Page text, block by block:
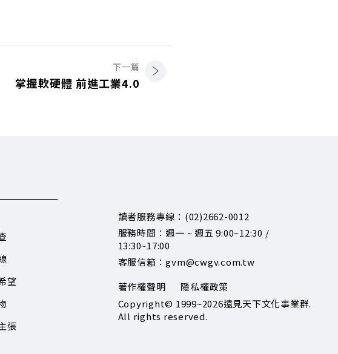
下一篇
掌握軟硬體 前進工業4.0
望
張
讀者服務專線：(02)2662-0012
服務時間：週一 ~ 週五 9:00~12:30 /
13:30~17:00
客服信箱：gvm@cwgv.com.tw
著作權聲明
隱私權政策
Copyright© 1999~2026遠見天下文化事業群.
All rights reserved.